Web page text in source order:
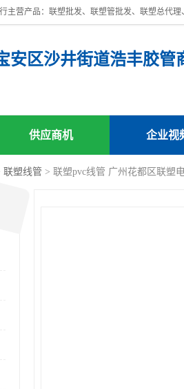
安区沙井街道浩丰胶管
供应商机 企业视
联塑线管 > 联塑pvc线管 广州花都区联塑